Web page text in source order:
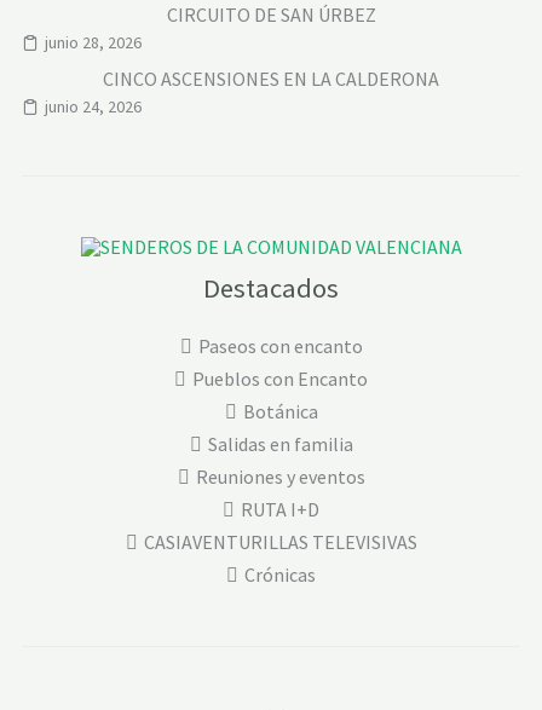
CIRCUITO DE SAN ÚRBEZ
junio 28, 2026
CINCO ASCENSIONES EN LA CALDERONA
junio 24, 2026
Destacados
Paseos con encanto
Pueblos con Encanto
Botánica
Salidas en familia
Reuniones y eventos
RUTA I+D
CASIAVENTURILLAS TELEVISIVAS
Crónicas